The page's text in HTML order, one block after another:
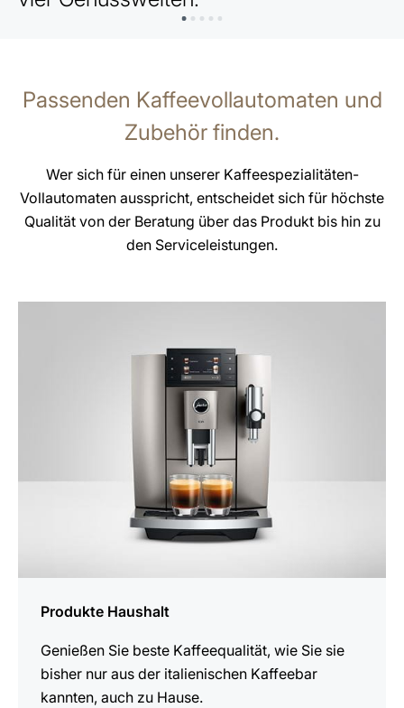
Passenden Kaffeevollautomaten und
Zubehör finden.
Wer sich für einen unserer Kaffeespezialitäten-
Vollautomaten ausspricht, entscheidet sich für höchste
Qualität von der Beratung über das Produkt bis hin zu
den Serviceleistungen.
Produkte Haushalt
Genießen Sie beste Kaffeequalität, wie Sie sie
bisher nur aus der italienischen Kaffeebar
kannten, auch zu Hause.